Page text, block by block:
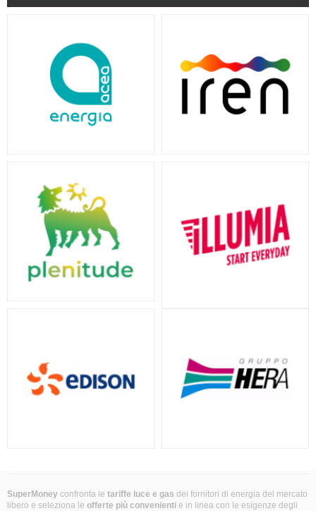
SuperMoney confronta le tariffe luce e gas dei fornitori di energia del mercato
libero e seleziona le offerte più convenienti e in linea con le esigenze degli